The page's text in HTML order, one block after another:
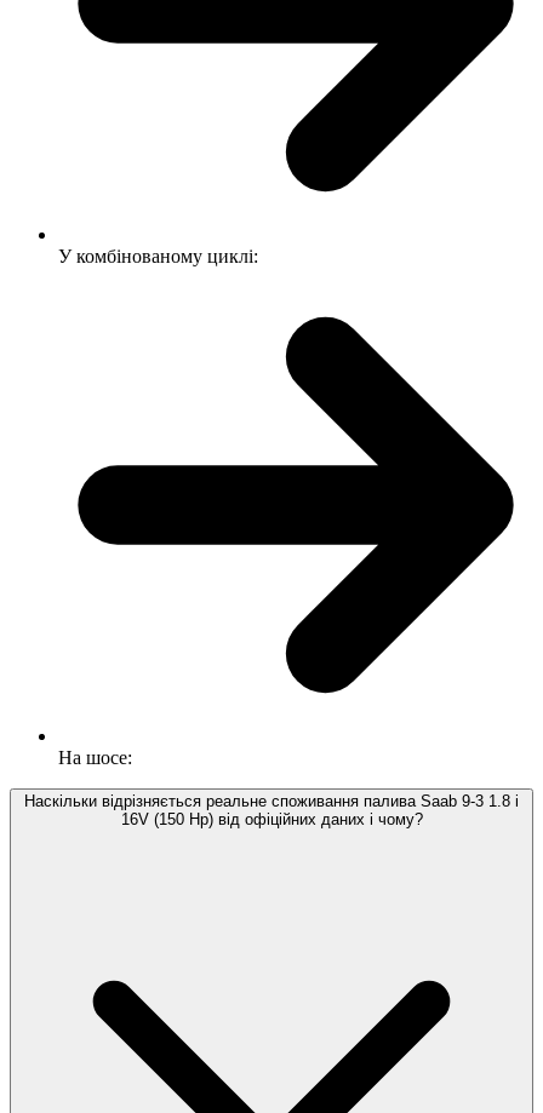
У комбінованому циклі:
На шосе:
Наскільки відрізняється реальне споживання палива Saab 9-3 1.8 i
16V (150 Hp) від офіційних даних і чому?